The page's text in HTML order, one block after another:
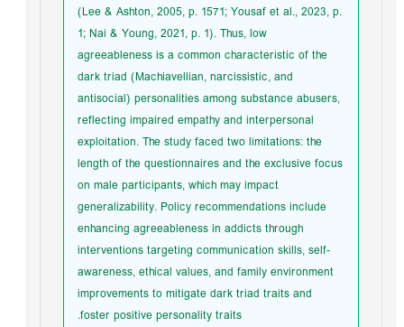
(Lee & Ashton, 2005, p. 1571; Yousaf et al., 2023, p.
1; Nai & Young, 2021, p. 1). Thus, low
agreeableness is a common characteristic of the
dark triad (Machiavellian, narcissistic, and
antisocial) personalities among substance abusers,
reflecting impaired empathy and interpersonal
exploitation. The study faced two limitations: the
length of the questionnaires and the exclusive focus
on male participants, which may impact
generalizability. Policy recommendations include
enhancing agreeableness in addicts through
interventions targeting communication skills, self-
awareness, ethical values, and family environment
improvements to mitigate dark triad traits and
foster positive personality traits.